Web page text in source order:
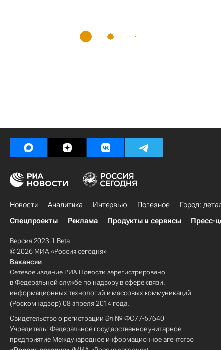
Новости Аналитика Интервью Полезное
Город:
Спецпроекты
Реклама Продукты и сервисы Пресс-
Версия 2023.1 Beta
© 2026 МИА «Россия сегодня»
Вакансии
Сетевое издание РИА Новости зарегистрировано
в Федеральной службе по надзору в сфере связи,
информационных технологий и массовых коммуникаций
(Роскомнадзор) 08 апреля 2014 года.
Свидетельство о регистрации Эл № ФС77-57640
Учредитель: Федеральное государственное унитарное
предприятие Международное информационное агентство